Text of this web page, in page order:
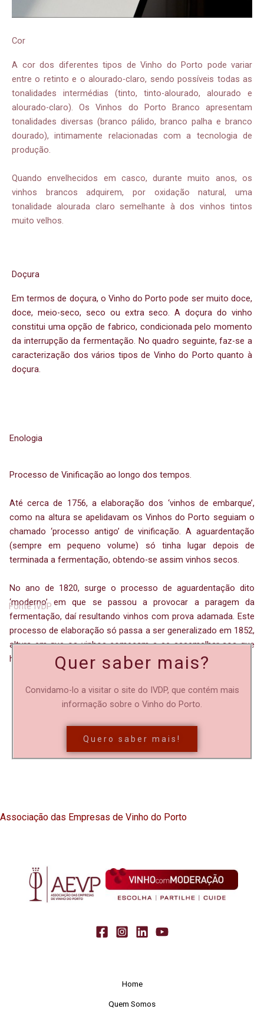
Cor
A cor dos diferentes tipos de Vinho do Porto pode variar
entre o retinto e o alourado-claro, sendo possíveis todas as
tonalidades intermédias (tinto, tinto-alourado, alourado e
alourado-claro). Os Vinhos do Porto Branco apresentam
tonalidades diversas (branco pálido, branco palha e branco
dourado), intimamente relacionadas com a tecnologia de
produção.
Quando envelhecidos em casco, durante muito anos, os
vinhos brancos adquirem, por oxidação natural, uma
tonalidade alourada claro semelhante à dos vinhos tintos
muito velhos.
Enologia
Processo de Vinificação ao longo dos tempos.
Até cerca de 1756, a elaboração dos ‘vinhos de embarque’,
como na altura se apelidavam os Vinhos do Porto seguiam o
chamado ‘processo antigo’ de vinificação. A aguardentação
(sempre em pequeno volume) só tinha lugar depois de
terminada a fermentação, obtendo-se assim vinhos secos.
No ano de 1820, surge o processo de aguardentação dito
‘moderno’ em que se passou a provocar a paragem da
fermentação, daí resultando vinhos com prova adamada. Este
processo de elaboração só passa a ser generalizado em 1852,
altura em que os vinhos começam a se assemelhar aos que
hoje encontramos.
Doçura
Em termos de doçura, o Vinho do Porto pode ser muito doce,
doce, meio-seco, seco ou extra seco. A doçura do vinho
constitui uma opção de fabrico, condicionada pelo momento
da interrupção da fermentação. No quadro seguinte, faz-se a
caracterização dos vários tipos de Vinho do Porto quanto à
doçura.
Fonte IVDP
Quer saber mais?
Convidamo-lo a visitar o site do IVDP, que contém mais
informação sobre o Vinho do Porto.
Quero saber mais!
Associação das Empresas de Vinho do Porto
Home
Quem Somos